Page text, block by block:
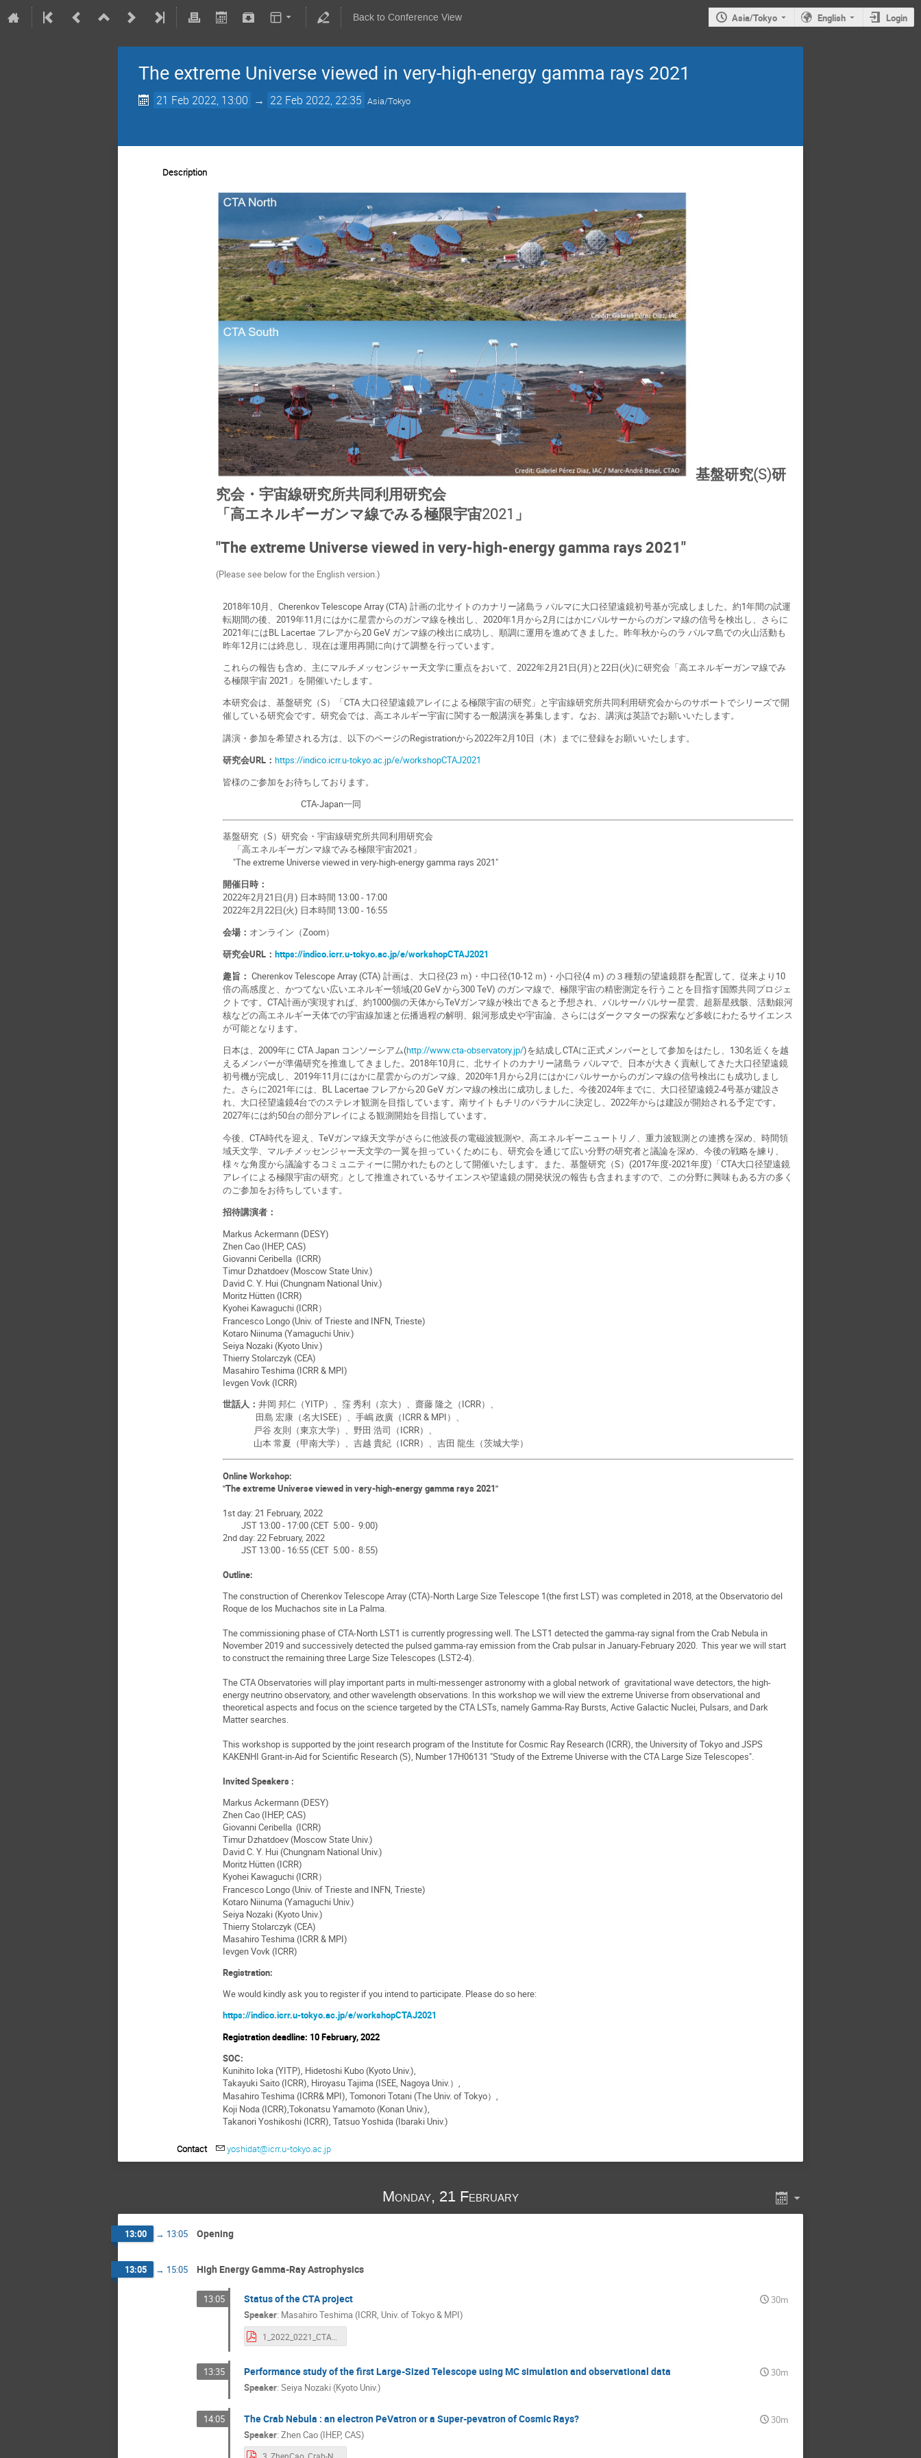
Back to Conference View Asia/Tokyo English Login
The extreme Universe viewed in very-high-energy gamma rays 2021
21 Feb 2022, 13:00 → 22 Feb 2022, 22:35 Asia/Tokyo
Description
基盤研究(S)研
究会・宇宙線研究所共同利用研究会
「高エネルギーガンマ線でみる極限宇宙2021」
"The extreme Universe viewed in very-high-energy gamma rays 2021"
(Please see below for the English version.)
2018年10月、Cherenkov Telescope Array (CTA) 計画の北サイトのカナリー諸島ラ パルマに大口径望遠鏡初号基が完成しました。約1年間の試運
転期間の後、2019年11月にはかに星雲からのガンマ線を検出し、2020年1月から2月にはかにパルサーからのガンマ線の信号を検出し、さらに
2021年にはBL Lacertae フレアから20 GeV ガンマ線の検出に成功し、順調に運用を進めてきました。昨年秋からのラ パルマ島での火山活動も
昨年12月には終息し、現在は運用再開に向けて調整を行っています。
これらの報告も含め、主にマルチメッセンジャー天文学に重点をおいて、2022年2月21日(月)と22日(火)に研究会「高エネルギーガンマ線でみ
る極限宇宙 2021」を開催いたします。
本研究会は、基盤研究（S）「CTA 大口径望遠鏡アレイによる極限宇宙の研究」と宇宙線研究所共同利用研究会からのサポートでシリーズで開
催している研究会です。研究会では、高エネルギー宇宙に関する一般講演を募集します。なお、講演は英語でお願いいたします。
講演・参加を希望される方は、以下のページのRegistrationから2022年2月10日（木）までに登録をお願いいたします。
研究会URL：https://indico.icrr.u-tokyo.ac.jp/e/workshopCTAJ2021
皆様のご参加をお待ちしております。
CTA-Japan一同
基盤研究（S）研究会・宇宙線研究所共同利用研究会
「高エネルギーガンマ線でみる極限宇宙2021」
"The extreme Universe viewed in very-high-energy gamma rays 2021"
開催日時：
2022年2月21日(月) 日本時間 13:00 - 17:00
2022年2月22日(火) 日本時間 13:00 - 16:55
会場： オンライン（Zoom）
研究会URL：https://indico.icrr.u-tokyo.ac.jp/e/workshopCTAJ2021
趣旨： Cherenkov Telescope Array (CTA) 計画は、大口径(23 ｍ)・中口径(10-12 ｍ)・小口径(4 ｍ) の３種類の望遠鏡群を配置して、従来より10
倍の高感度と、かつてない広いエネルギー領域(20 GeV から300 TeV) のガンマ線で、極限宇宙の精密測定を行うことを目指す国際共同プロジェ
クトです。CTA計画が実現すれば、約1000個の天体からTeVガンマ線が検出できると予想され、パルサー/パルサー星雲、超新星残骸、活動銀河
核などの高エネルギー天体での宇宙線加速と伝播過程の解明、銀河形成史や宇宙論、さらにはダークマターの探索など多岐にわたるサイエンス
が可能となります。
日本は、2009年に CTA Japan コンソーシアム(http://www.cta-observatory.jp/)を結成しCTAに正式メンバーとして参加をはたし、130名近くを越
えるメンバーが準備研究を推進してきました。2018年10月に、北サイトのカナリー諸島ラ パルマで、日本が大きく貢献してきた大口径望遠鏡
初号機が完成し、2019年11月にはかに星雲からのガンマ線、2020年1月から2月にはかにパルサーからのガンマ線の信号検出にも成功しまし
た。さらに2021年には、BL Lacertae フレアから20 GeV ガンマ線の検出に成功しました。今後2024年までに、大口径望遠鏡2-4号基が建設さ
れ、大口径望遠鏡4台でのステレオ観測を目指しています。南サイトもチリのパラナルに決定し、2022年からは建設が開始される予定です。
2027年には約50台の部分アレイによる観測開始を目指しています。
今後、CTA時代を迎え、TeVガンマ線天文学がさらに他波長の電磁波観測や、高エネルギーニュートリノ、重力波観測との連携を深め、時間領
域天文学、マルチメッセンジャー天文学の一翼を担っていくためにも、研究会を通じて広い分野の研究者と議論を深め、今後の戦略を練り、
様々な角度から議論するコミュニティーに開かれたものとして開催いたします。また、基盤研究（S）(2017年度-2021年度)「CTA大口径望遠鏡
アレイによる極限宇宙の研究」として推進されているサイエンスや望遠鏡の開発状況の報告も含まれますので、この分野に興味もある方の多く
のご参加をお待ちしています。
招待講演者：
Markus Ackermann (DESY)
Zhen Cao (IHEP, CAS)
Giovanni Ceribella (ICRR)
Timur Dzhatdoev (Moscow State Univ.)
David C. Y. Hui (Chungnam National Univ.)
Moritz Hütten (ICRR)
Kyohei Kawaguchi (ICRR）
Francesco Longo (Univ. of Trieste and INFN, Trieste)
Kotaro Niinuma (Yamaguchi Univ.)
Seiya Nozaki (Kyoto Univ.)
Thierry Stolarczyk (CEA)
Masahiro Teshima (ICRR & MPI)
Ievgen Vovk (ICRR)
世話人：井岡 邦仁（YITP）、窪 秀利（京大）、齋藤 隆之（ICRR）、
田島 宏康（名大ISEE）、手嶋 政廣（ICRR & MPI）、
戸谷 友則（東京大学）、野田 浩司（ICRR）、
山本 常夏（甲南大学）、吉越 貴紀（ICRR）、吉田 龍生（茨城大学）
Online Workshop:
"The extreme Universe viewed in very-high-energy gamma rays 2021"
1st day: 21 February, 2022
JST 13:00 - 17:00 (CET 5:00 - 9:00)
2nd day: 22 February, 2022
JST 13:00 - 16:55 (CET 5:00 - 8:55)
Outline:
The construction of Cherenkov Telescope Array (CTA)-North Large Size Telescope 1(the first LST) was completed in 2018, at the Observatorio del
Roque de los Muchachos site in La Palma.
The commissioning phase of CTA-North LST1 is currently progressing well. The LST1 detected the gamma-ray signal from the Crab Nebula in
November 2019 and successively detected the pulsed gamma-ray emission from the Crab pulsar in January-February 2020. This year we will start
to construct the remaining three Large Size Telescopes (LST2-4).
The CTA Observatories will play important parts in multi-messenger astronomy with a global network of gravitational wave detectors, the high-
energy neutrino observatory, and other wavelength observations. In this workshop we will view the extreme Universe from observational and
theoretical aspects and focus on the science targeted by the CTA LSTs, namely Gamma-Ray Bursts, Active Galactic Nuclei, Pulsars, and Dark
Matter searches.
This workshop is supported by the joint research program of the Institute for Cosmic Ray Research (ICRR), the University of Tokyo and JSPS
KAKENHI Grant-in-Aid for Scientific Research (S), Number 17H06131 "Study of the Extreme Universe with the CTA Large Size Telescopes".
Invited Speakers :
Markus Ackermann (DESY)
Zhen Cao (IHEP, CAS)
Giovanni Ceribella (ICRR)
Timur Dzhatdoev (Moscow State Univ.)
David C. Y. Hui (Chungnam National Univ.)
Moritz Hütten (ICRR)
Kyohei Kawaguchi (ICRR）
Francesco Longo (Univ. of Trieste and INFN, Trieste)
Kotaro Niinuma (Yamaguchi Univ.)
Seiya Nozaki (Kyoto Univ.)
Thierry Stolarczyk (CEA)
Masahiro Teshima (ICRR & MPI)
Ievgen Vovk (ICRR)
Registration:
We would kindly ask you to register if you intend to participate. Please do so here:
https://indico.icrr.u-tokyo.ac.jp/e/workshopCTAJ2021
Registration deadline: 10February, 2022
SOC:
Kunihito Ioka (YITP), Hidetoshi Kubo (Kyoto Univ.),
Takayuki Saito (ICRR), Hiroyasu Tajima (ISEE, Nagoya Univ.）,
Masahiro Teshima (ICRR& MPI), Tomonori Totani (The Univ. of Tokyo）,
Koji Noda (ICRR),Tokonatsu Yamamoto (Konan Univ.),
Takanori Yoshikoshi (ICRR), Tatsuo Yoshida (Ibaraki Univ.)
Contact yoshidat@icrr.u-tokyo.ac.jp
Monday, 21 February
13:00 → 13:05 Opening
13:05 → 15:05 High Energy Gamma-Ray Astrophysics
13:05 Status of the CTA project
30m
Speaker: Masahiro Teshima (ICRR, Univ. of Tokyo & MPI)
13:35 Performance study of the first Large-Sized Telescope using MC simulation and observational data
30m
Speaker: Seiya Nozaki (Kyoto Univ.)
14:05 The Crab Nebula : an electron PeVatron or a Super-pevatron of Cosmic Rays?
30m
Speaker: Zhen Cao (IHEP, CAS)